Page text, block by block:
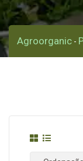
Agroorganic -